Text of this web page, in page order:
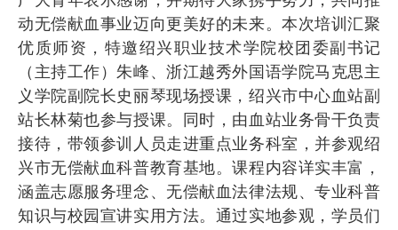
动无偿献血事业迈向更美好的未来。本次培训汇聚
优质师资，特邀绍兴职业技术学院校团委副书记
（主持工作）朱峰、浙江越秀外国语学院马克思主
义学院副院长史丽琴现场授课，绍兴市中心血站副
站长林菊也参与授课。同时，由血站业务骨干负责
接待，带领参训人员走进重点业务科室，并参观绍
兴市无偿献血科普教育基地。课程内容详实丰富，
涵盖志愿服务理念、无偿献血法律法规、专业科普
知识与校园宣讲实用方法。通过实地参观，学员们